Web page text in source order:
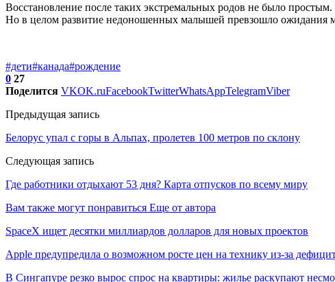
Восстановление после таких экстремальных родов не было
Но в целом развитие недоношенных малышей превзошло ожидания
#дети#канада#рождение
0 27
Поделится VKOK.ruFacebookTwitterWhatsAppTelegramViber
Предыдущая запись
Белорус упал с горы в Альпах, пролетев 100 метров по склону
Следующая запись
Где работники отдыхают 53 дня? Карта отпусков по всему миру
Вам также могут понравиться Еще от автора
SpaceX ищет десятки миллиардов долларов для новых проектов
Apple предупредила о возможном росте цен на технику из-за
В Сингапуре резко вырос спрос на квартиры: жилье раскупают